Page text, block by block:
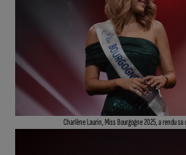
Charlène Laurin, Miss Bourgogne 2025, a rendu